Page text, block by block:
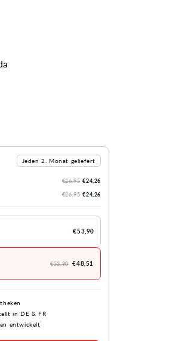
Jeden 2. Monat geliefert
€26,95 €24,26
€26,95 €24,26
€53,90
€53,90 €48,51
in DE & FR
entwickelt